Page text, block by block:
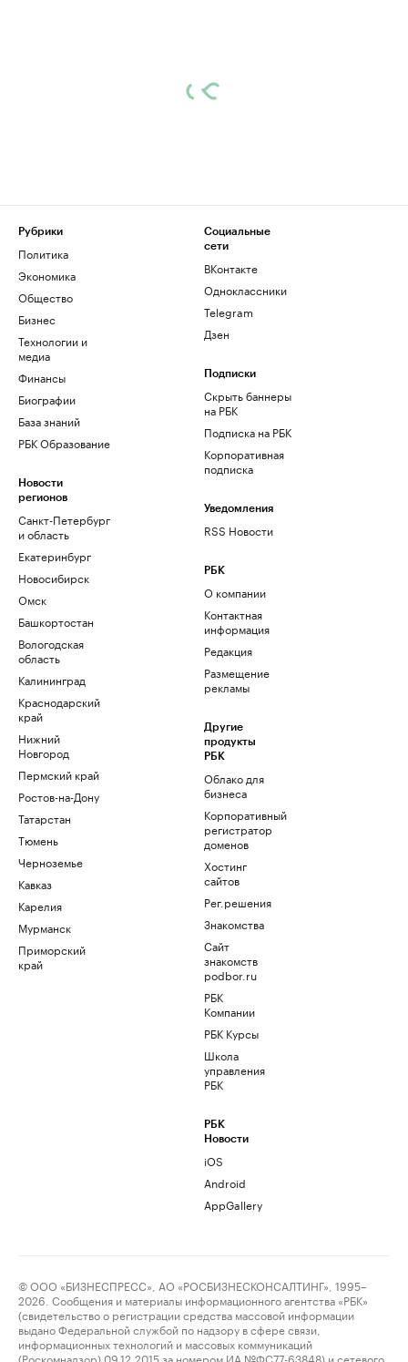
Рубрики
Политика
Экономика
Общество
Бизнес
Технологии и
медиа
Финансы
Биографии
База знаний
РБК Образование
Новости
регионов
Санкт-Петербург
и область
Екатеринбург
Новосибирск
Омск
Башкортостан
Вологодская
область
Калининград
Краснодарский
край
Нижний
Новгород
Пермский край
Ростов-на-Дону
Татарстан
Тюмень
Черноземье
Кавказ
Карелия
Мурманск
Приморский
край
Социальные
сети
ВКонтакте
Одноклассники
Telegram
Дзен
Подписки
Скрыть баннеры
на РБК
Подписка на РБК
Корпоративная
подписка
Уведомления
RSS Новости
РБК
О компании
Контактная
информация
Редакция
Размещение
рекламы
Другие
продукты
РБК
Облако для
бизнеса
Корпоративный
регистратор
доменов
Хостинг
сайтов
Рег.решения
Знакомства
Сайт
знакомств
podbor.ru
РБК
Компании
РБК Курсы
Школа
управления
РБК
РБК
Новости
iOS
Android
AppGallery
© ООО «БИЗНЕСПРЕСС», АО «РОСБИЗНЕСКОНСАЛТИНГ», 1995–
2026. Сообщения и материалы информационного агентства «РБК»
(свидетельство о регистрации средства массовой информации
выдано Федеральной службой по надзору в сфере связи,
информационных технологий и массовых коммуникаций
(Роскомнадзор) 09.12.2015 за номером ИА №ФС77-63848) и сетевого